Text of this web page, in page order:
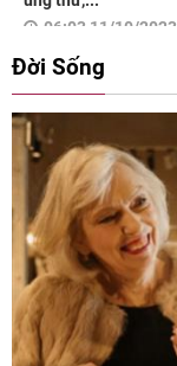
06:03 11/10/2023
Đời Sống